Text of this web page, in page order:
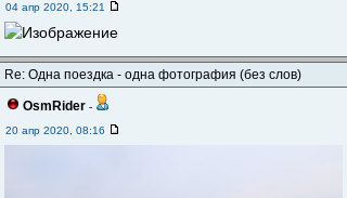
04 апр 2020, 15:21
Re: Одна поездка - одна фотография (без слов)
OsmRider -
20 апр 2020, 08:16